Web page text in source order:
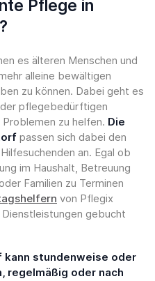
Pflege in
es älteren Menschen und
alleine bewältigen
zu können. Dabei geht es
pflegebedürftigen
zu helfen. Die
passen sich dabei den
an. Egal ob
im Haushalt, Betreuung
Familien zu Terminen
von Pflegix
gebucht
stundenweise oder
regelmäßig oder nach